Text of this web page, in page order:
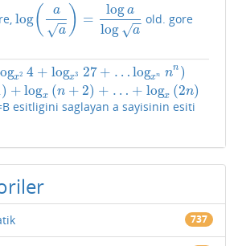
log(
a
a
−
−
√ ) =
log a
log a
−
−
√
log(a a)=log a log a old. gore
x2 4 + logx3 27 + …logxn nn )
) + logx (n + 2) + … + logx (2n)
logx327 + …logxnnn B =log x(n+1 +log (n
esitligini saglayan a sayisinin esiti
737